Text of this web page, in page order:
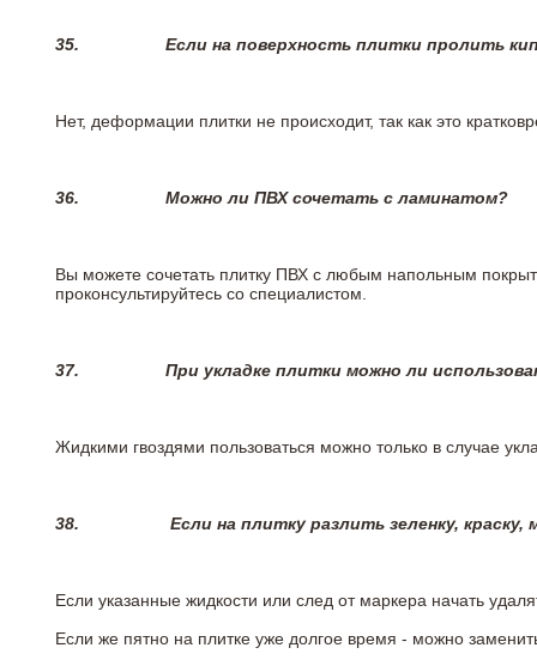
35. Если на поверхность плитки пролить
Нет, деформации плитки не происходит, так как это
36. Можно ли ПВХ сочетать с ламинатом?
Вы можете сочетать плитку ПВХ с любым напольным
проконсультируйтесь со специалистом.
37. При укладке плитки можно ли
Жидкими гвоздями пользоваться можно только в случае
38. Если на плитку разлить зеленку,
Если указанные жидкости или след от маркера начать
Если же пятно на плитке уже долгое время - можно